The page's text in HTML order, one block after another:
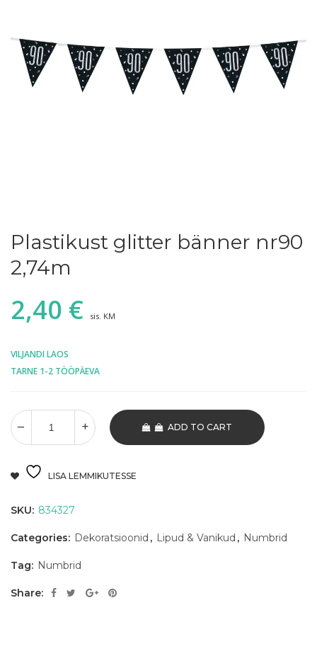
Plastikust glitter bänner nr90
2,74m
2,40 € sis. KM
VILJANDI LAOS
TARNE 1-2 TÖÖPÄEVA
ADD TO CART
LISA LEMMIKUTESSE
SKU: 834327
Categories: Dekoratsioonid , Lipud & Vanikud , Numbrid
Tag: Numbrid
Share: